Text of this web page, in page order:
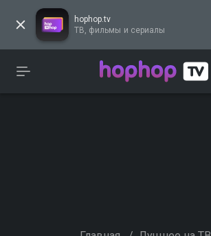
hophop.tv
ТВ, фильмы и сериалы